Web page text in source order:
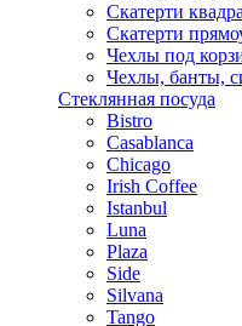
Скатерти
Скатерти
Чехлы под
Чехлы, банты,
Стеклянная посуда
Bistro
Casablanca
Chicago
Irish Coffee
Istanbul
Luna
Plaza
Side
Silvana
Tango